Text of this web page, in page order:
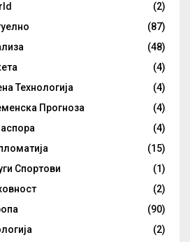
(2)
(87)
(48)
(4)
Технологија
(4)
Прогноза
(4)
(4)
(15)
Спортови
(1)
(2)
(90)
(2)